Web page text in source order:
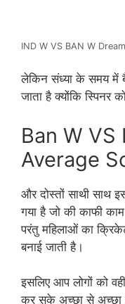
IND W VS BAN W
लेकिन संध्या के समय में
जाता है क्योंकि स्पिनर
Ban W VS
Average
और दोस्तों साथी साथ
गया है जो की काफी
परंतु महिलाओं का
बनाई जाती है।
इसलिए आप लोगों को
कर सके अच्छा से अच्छा